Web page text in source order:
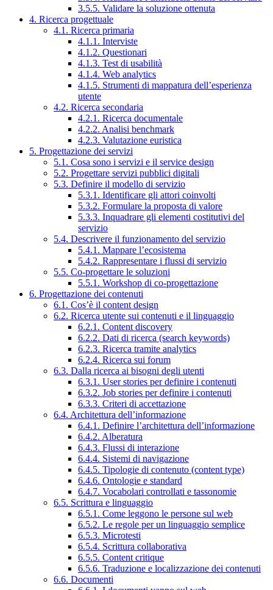
3.5.5. Validare la soluzione ottenuta
4. Ricerca progettuale
4.1. Ricerca primaria
4.1.1. Interviste
4.1.2. Questionari
4.1.3. Test di usabilità
4.1.4. Web analytics
4.1.5. Strumenti di mappatura dell’esperienza
utente
4.2. Ricerca secondaria
4.2.1. Ricerca documentale
4.2.2. Analisi benchmark
4.2.3. Valutazione euristica
5. Progettazione dei servizi
5.1. Cosa sono i servizi e il service design
5.2. Progettare servizi pubblici digitali
5.3. Definire il modello di servizio
5.3.1. Identificare gli attori coinvolti
5.3.2. Formulare la proposta di valore
5.3.3. Inquadrare gli elementi costitutivi del
servizio
5.4. Descrivere il funzionamento del servizio
5.4.1. Mappare l’ecosistema
5.4.2. Rappresentare i flussi di servizio
5.5. Co-progettare le soluzioni
5.5.1. Workshop di co-progettazione
6. Progettazione dei contenuti
6.1. Cos’è il content design
6.2. Ricerca utente sui contenuti e il linguaggio
6.2.1. Content discovery
6.2.2. Dati di ricerca (search keywords)
6.2.3. Ricerca tramite analytics
6.2.4. Ricerca sui forum
6.3. Dalla ricerca ai bisogni degli utenti
6.3.1. User stories per definire i contenuti
6.3.2. Job stories per definire i contenuti
6.3.3. Criteri di accettazione
6.4. Architettura dell’informazione
6.4.1. Definire l’architettura dell’informazione
6.4.2. Alberatura
6.4.3. Flussi di interazione
6.4.4. Sistemi di navigazione
6.4.5. Tipologie di contenuto (content type)
6.4.6. Ontologie e standard
6.4.7. Vocabolari controllati e tassonomie
6.5. Scrittura e linguaggio
6.5.1. Come leggono le persone sul web
6.5.2. Le regole per un linguaggio semplice
6.5.3. Microtesti
6.5.4. Scrittura collaborativa
6.5.5. Content critique
6.5.6. Traduzione e localizzazione dei contenuti
6.6. Documenti